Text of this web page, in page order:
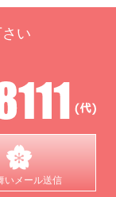
い
いメール送信